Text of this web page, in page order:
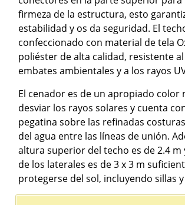
firmeza de la estructura, esto
estabilidad y os da seguridad. El
confeccionado con material de tela
poliéster de alta calidad, resistente al
embates ambientales y a los rayos
El cenador es de un apropiado color
desviar los rayos solares y cuenta
pegatina sobre las refinadas
del agua entre las líneas de unión.
altura superior del techo es de 2.4 m
de los laterales es de 3 x 3 m
protegerse del sol, incluyendo sillas